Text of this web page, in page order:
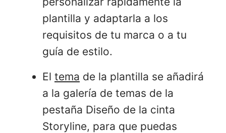
plantilla y adaptarla a los
requisitos de tu marca o a tu
guía de estilo.
El tema de la plantilla se añadirá
a la galería de temas de la
pestaña Diseño de la cinta
Storyline, para que puedas